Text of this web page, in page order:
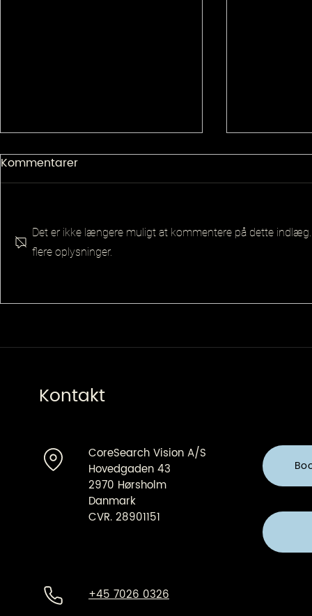
Kommentarer
Det er ikke længere muligt at kommentere på dette
flere oplysninger.
Kontakt
CoreSearch Vision A/S
Hovedgaden 43
2970 Hørsholm
Danmark
CVR. 28901151
+45 7026 0326